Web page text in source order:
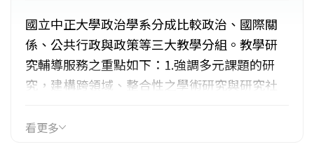
國立中正大學政治學系分成比較政治、國際關
係、公共行政與政策等三大教學分組。教學研
究輔導服務之重點如下：1.強調多元課題的研
究，建構跨領域、整合性之學術研究與研究社
研究及分析能力之人才。3.培養學生具備國際視
看更多